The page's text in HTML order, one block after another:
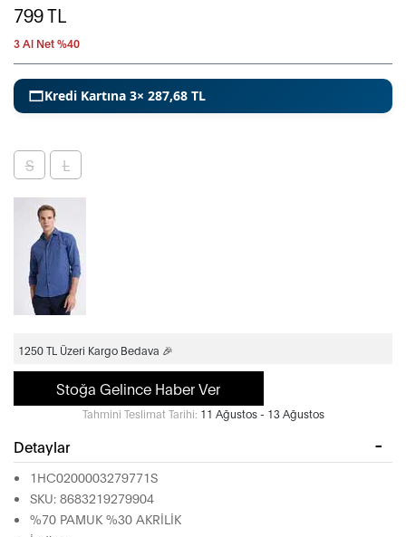
799TL
3 Al Net %40
Kredi Kartına 3× 287,68 TL
S L
1250 TL Üzeri Kargo Bedava 🎉
Stoğa Gelince Haber Ver
Tahmini Teslimat Tarihi: 11 Ağustos - 13 Ağustos
Detaylar
1HC0200003279771S
SKU: 8683219279904
%70 PAMUK %30 AKRİLİK